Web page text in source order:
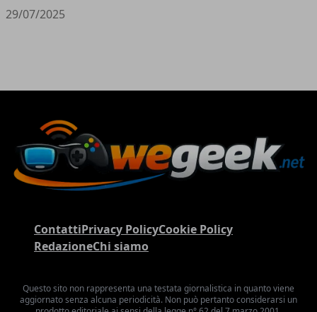
29/07/2025
ContattiPrivacy PolicyCookie Policy
RedazioneChi siamo
Questo sito non rappresenta una testata giornalistica in quanto viene
aggiornato senza alcuna periodicità. Non può pertanto considerarsi un